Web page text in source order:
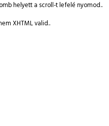
helyett a scroll-t lefelé nyomod..
XHTML valid..